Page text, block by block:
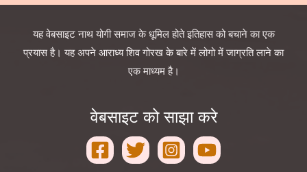
यह वेबसाइट नाथ योगी समाज के धूमिल होते इतिहास को बचाने का एक
प्रयास है। यह अपने आराध्य शिव गोरख के बारे में लोगो में जाग्रति लाने का
एक माध्यम है।
वेबसाइट को साझा करे